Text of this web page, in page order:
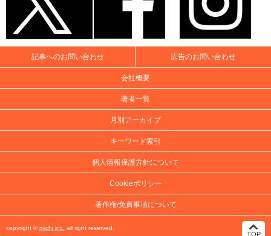
記事へのお問い合わせ 広告のお問い合わせ
会社概要
著者一覧
月別アーカイブ
キーワード索引
個人情報保護方針について
Cookieポリシー
著作権/免責事項について
copyright ©michi inc. all right reserved.
TOP